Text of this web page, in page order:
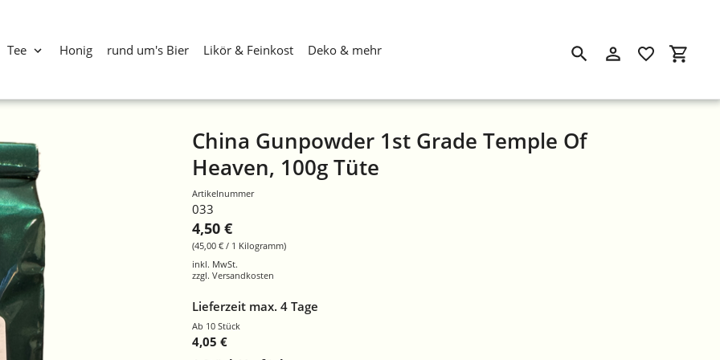
Tee Honig rund um's Bier Likör & Feinkost Deko & mehr
SuchenEinloggen
China Gunpowder 1st Grade Temple Of
Heaven, 100g Tüte
Artikelnummer
033
4,50 €
(45,00 € / 1 Kilogramm)
inkl. MwSt.
zzgl. Versandkosten
Lieferzeit max. 4 Tage
Ab 10 Stück
4,05 €